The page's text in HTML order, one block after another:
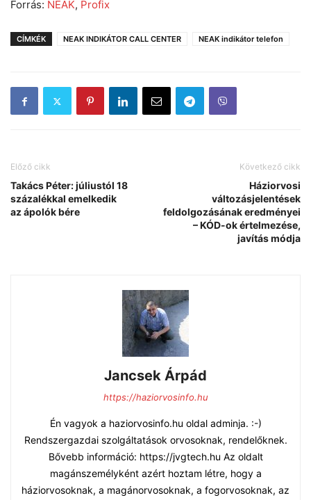
Forrás: NEAK, Profix
CÍMKÉK NEAK INDIKÁTOR CALL CENTER NEAK indikátor telefon
Előző cikk
Takács Péter: júliustól 18
százalékkal emelkedik
az ápolók bére
Következő cikk
Háziorvosi
változásjelentések
feldolgozásának eredményei
– KÓD-ok értelmezése,
javítás módja
Jancsek Árpád
https://haziorvosinfo.hu
Én vagyok a haziorvosinfo.hu oldal adminja. :-)
Rendszergazdai szolgáltatások orvosoknak, rendelőknek.
Bővebb információ: https://jvgtech.hu Az oldalt
magánszemélyként azért hoztam létre, hogy a
háziorvosoknak, a magánorvosoknak, a fogorvosoknak, az